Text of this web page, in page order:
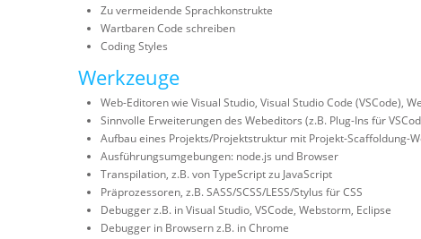
Zu vermeidende Sprachkonstrukte
Wartbaren Code schreiben
Coding Styles
Werkzeuge
Web-Editoren wie Visual Studio, Visual Studio Code (VSCode),
Sinnvolle Erweiterungen des Webeditors (z.B. Plug-Ins für
Aufbau eines Projekts/Projektstruktur mit Projekt-Scaffoldung-
Ausführungsumgebungen: node.js und Browser
Transpilation, z.B. von TypeScript zu JavaScript
Präprozessoren, z.B. SASS/SCSS/LESS/Stylus für CSS
Debugger z.B. in Visual Studio, VSCode, Webstorm, Eclipse
Debugger in Browsern z.B. in Chrome